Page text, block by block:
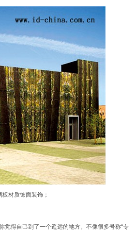
材质饰面装饰；
得自己到了一个遥远的地方。不像很多号称“专